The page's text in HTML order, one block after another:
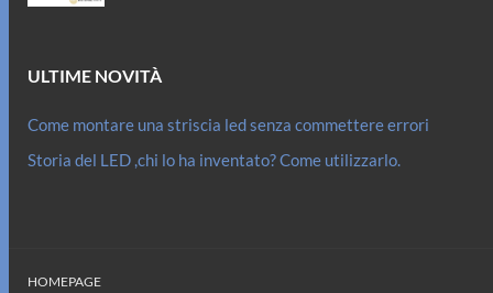
ULTIME NOVITÀ
Come montare una striscia led senza commettere errori
Storia del LED ,chi lo ha inventato? Come utilizzarlo.
HOMEPAGE